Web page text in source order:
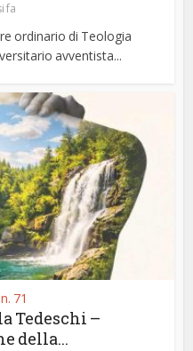
fa
ordinario di Teologia
avventista...
71
Tedeschi –
della...